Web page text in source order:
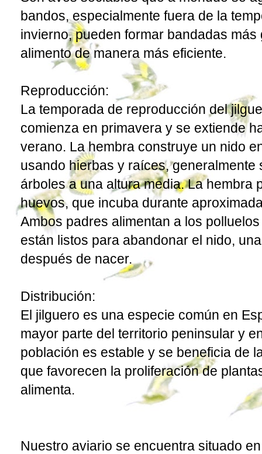
bandos, especialmente fuera de la
invierno, pueden formar bandadas
alimento de manera más eficiente.
Reproducción:
La temporada de reproducción del
comienza en primavera y se extiende
verano. La hembra construye un nido
usando hierbas y raíces, generalmente
árboles a una altura media. La hembra
huevos, que incuba durante
Ambos padres alimentan a los
están listos para abandonar el nido,
después de nacer.
Distribución:
El jilguero es una especie común en
mayor parte del territorio peninsular y
población es estable y se beneficia de
que favorecen la proliferación de
alimenta.
Nuestro aviario se encuentra situado